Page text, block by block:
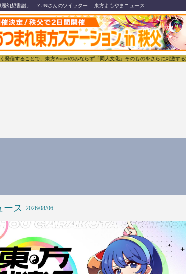
幻想書譜」 ZUNさんのツイッター 東方よもやまニュース
とで、東方Projectのみならず「同人文化」そのものをさらに刺激する媒体を目
ース 2026/08/06